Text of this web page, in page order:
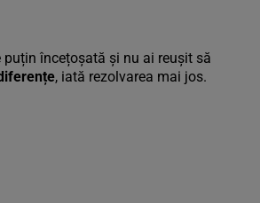
puțin încețoșată și nu ai reușit să
, iată rezolvarea mai jos.